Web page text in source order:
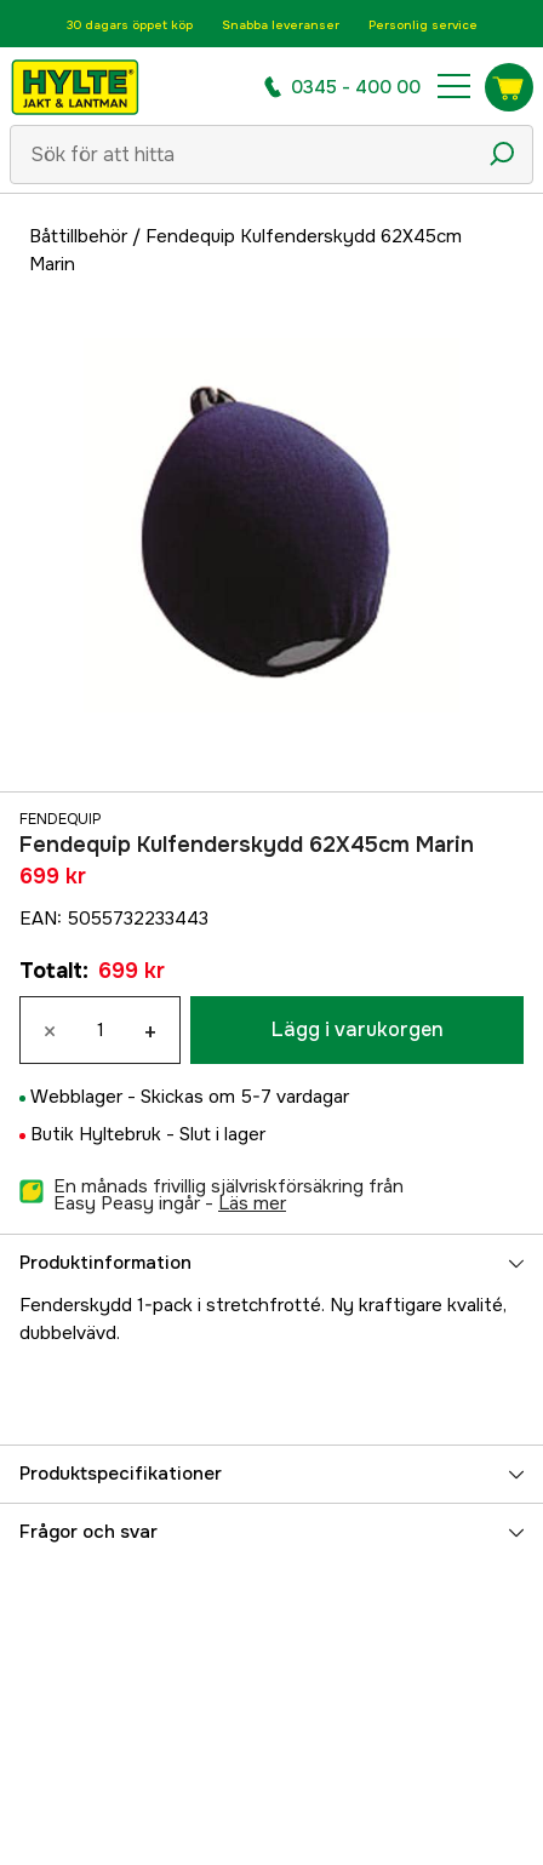
30 dagars öppet köp Snabba leveranser Personlig service
0345 - 400 00
Båttillbehör/ Fendequip Kulfenderskydd 62X45cm
Marin
FENDEQUIP
Fendequip Kulfenderskydd 62X45cm Marin
699 kr
EAN: 5055732233443
Totalt: 699 kr
× + Lägg i varukorgen
Webblager - Skickas om 5-7 vardagar
Butik Hyltebruk - Slut i lager
En månads frivillig självriskförsäkring från
Easy Peasy ingår - läs mer
Produktinformation
Fenderskydd 1-pack i stretchfrotté. Ny kraftigare kvalité,
dubbelvävd.
Produktspecifikationer
Referensnummer 5000020301
Frågor och svar